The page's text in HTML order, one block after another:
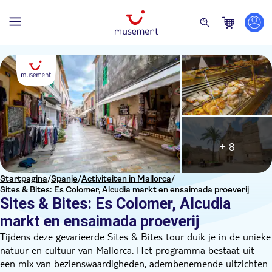
Startpagina/Spanje/Activiteiten in Mallorca/
Sites & Bites: Es Colomer, Alcudia markt en ensaimada proeverij
Sites & Bites: Es Colomer, Alcudia
markt en ensaimada proeverij
+ 8
Tijdens deze gevarieerde Sites & Bites tour duik je in de unieke
natuur en cultuur van Mallorca. Het programma bestaat uit
een mix van bezienswaardigheden, adembenemende uitzichten